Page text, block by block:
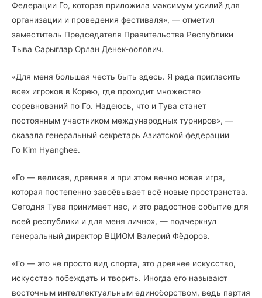
Федерации Го, которая приложила максимум усилий для
организации и проведения фестиваля», — отметил
заместитель Председателя Правительства Республики
Тыва Сарыглар Орлан Денек-оолович.
«Для меня большая честь быть здесь. Я рада пригласить
всех игроков в Корею, где проходит множество
соревнований по Го. Надеюсь, что и Тува станет
постоянным участником международных турниров», —
сказала генеральный секретарь Азиатской федерации
Го Kim Hyanghee.
«Го — великая, древняя и при этом вечно новая игра,
которая постепенно завоёвывает всё новые пространства.
Сегодня Тува принимает нас, и это радостное событие для
всей республики и для меня лично», — подчеркнул
генеральный директор ВЦИОМ Валерий Фёдоров.
«Го — это не просто вид спорта, это древнее искусство,
искусство побеждать и творить. Иногда его называют
восточным интеллектуальным единоборством, ведь партия